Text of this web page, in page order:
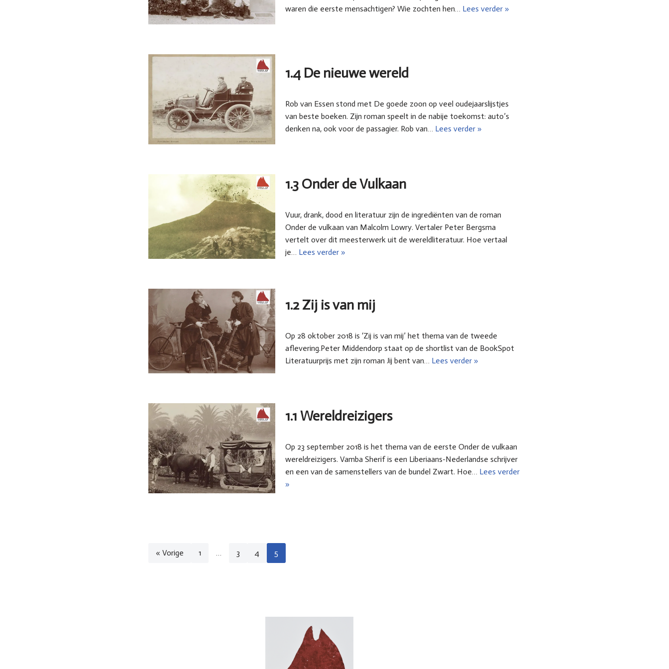
waren die eerste mensachtigen? Wie zochten hen… Lees verder »
1.4 De nieuwe wereld
Rob van Essen stond met De goede zoon op veel oudejaarslijstjes
van beste boeken. Zijn roman speelt in de nabije toekomst: auto’s
denken na, ook voor de passagier. Rob van… Lees verder »
1.3 Onder de Vulkaan
Vuur, drank, dood en literatuur zijn de ingrediënten van de roman
Onder de vulkaan van Malcolm Lowry. Vertaler Peter Bergsma
vertelt over dit meesterwerk uit de wereldliteratuur. Hoe vertaal
je… Lees verder »
1.2 Zij is van mij
Op 28 oktober 2018 is ‘Zij is van mij’ het thema van de tweede
aflevering.Peter Middendorp staat op de shortlist van de BookSpot
Literatuurprijs met zijn roman Jij bent van… Lees verder »
1.1 Wereldreizigers
Op 23 september 2018 is het thema van de eerste Onder de vulkaan
wereldreizigers. Vamba Sherif is een Liberiaans-Nederlandse schrijver
en een van de samenstellers van de bundel Zwart. Hoe… Lees verder
»
« Vorige 1 3 4 5